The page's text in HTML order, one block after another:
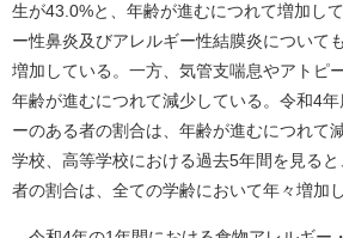
生が43.0%と、年齢が進むにつれて増加し
ー性鼻炎及びアレルギー性結膜炎について
増加している。一方、気管支喘息やアトピ
年齢が進むにつれて減少している。令和4
ーのある者の割合は、年齢が進むにつれて
学校、高等学校における過去5年間を見る
者の割合は、全ての学齢において年々増加し